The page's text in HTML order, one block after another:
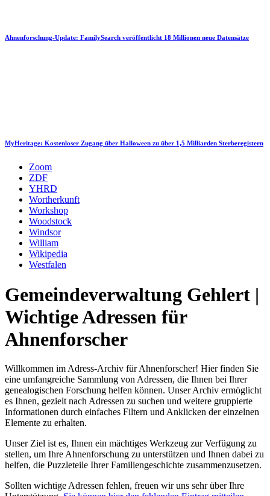
Ahnenforschung-Update: FamilySearch veröffentlicht 18 Millionen neue Datensätze
MyHeritage: Kostenloser Zugang über Halloween zu über 1,5 Milliarden Sterberegistern
Zoom
ZDF
YHRD
Wortherkunft
Workshop
Woodstock
Windsor
William
Wikipedia
Westfalen
Gemeindeverwaltung Gehlert |
Wichtige Adressen für
Ahnenforscher
Willkommen im Adress-Archiv für Ahnenforscher! Hier finden Sie
eine umfangreiche Sammlung von Adressen, die Ihnen bei Ihrer
genealogischen Forschung helfen können. Unser Archiv ermöglicht
es Ihnen, gezielt nach Adressen zu suchen und weitere gruppierte
Informationen durch einfaches Filtern und Anklicken der einzelnen
Elemente zu erhalten.
Unser Ziel ist es, Ihnen ein mächtiges Werkzeug zur Verfügung zu
stellen, um Ihre Ahnenforschung zu unterstützen und Ihnen dabei zu
helfen, die Puzzleteile Ihrer Familiengeschichte zusammenzusetzen.
Sollten wichtige Adressen fehlen, freuen wir uns sehr über Ihre